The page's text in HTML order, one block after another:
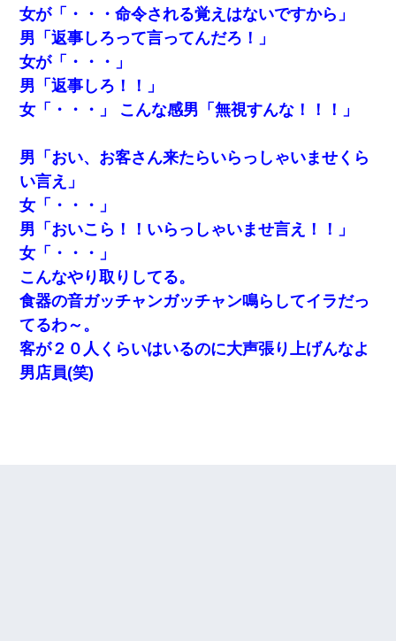
女が「・・・命令される覚えはないですから」
男「返事しろって言ってんだろ！」
女が「・・・」
男「返事しろ！！」
女「・・・」 こんな感男「無視すんな！！！」
男「おい、お客さん来たらいらっしゃいませくら
い言え」
女「・・・」
男「おいこら！！いらっしゃいませ言え！！」
女「・・・」
こんなやり取りしてる。
食器の音ガッチャンガッチャン鳴らしてイラだっ
てるわ～。
客が２０人くらいはいるのに大声張り上げんなよ
男店員(笑)